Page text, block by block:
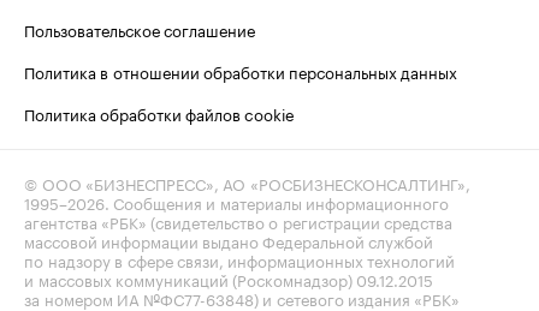
Пользовательское соглашение
Политика в отношении обработки персональных данных
Политика обработки файлов cookie
© ООО «БИЗНЕСПРЕСС», АО «РОСБИЗНЕСКОНСАЛТИНГ»,
1995–2026 . Сообщения и материалы информационного
агентства «РБК» (свидетельство о регистрации средства
массовой информации выдано Федеральной службой
по надзору в сфере связи, информационных технологий
и массовых коммуникаций (Роскомнадзор) 09.12.2015
за номером ИА №ФС77-63848) и сетевого издания «РБК»